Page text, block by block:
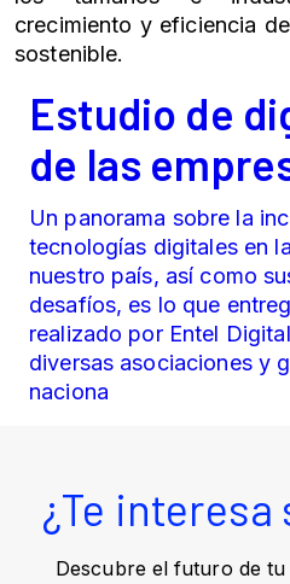
crecimiento y eficiencia
sostenible.
Estudio de
de las
Un panorama sobre la
tecnologías digitales en
nuestro país, así como
desafíos, es lo que
realizado por Entel
diversas asociaciones y
naciona
¿Te interesa
Descubre el futuro de